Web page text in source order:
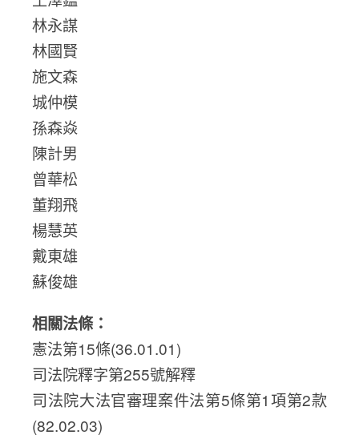
林永謀
林國賢
施文森
城仲模
孫森焱
陳計男
曾華松
董翔飛
楊慧英
戴東雄
蘇俊雄
相關法條：
憲法第15條(36.01.01)
司法院釋字第255號解釋
司法院大法官審理案件法第5條第1項第2款
(82.02.03)